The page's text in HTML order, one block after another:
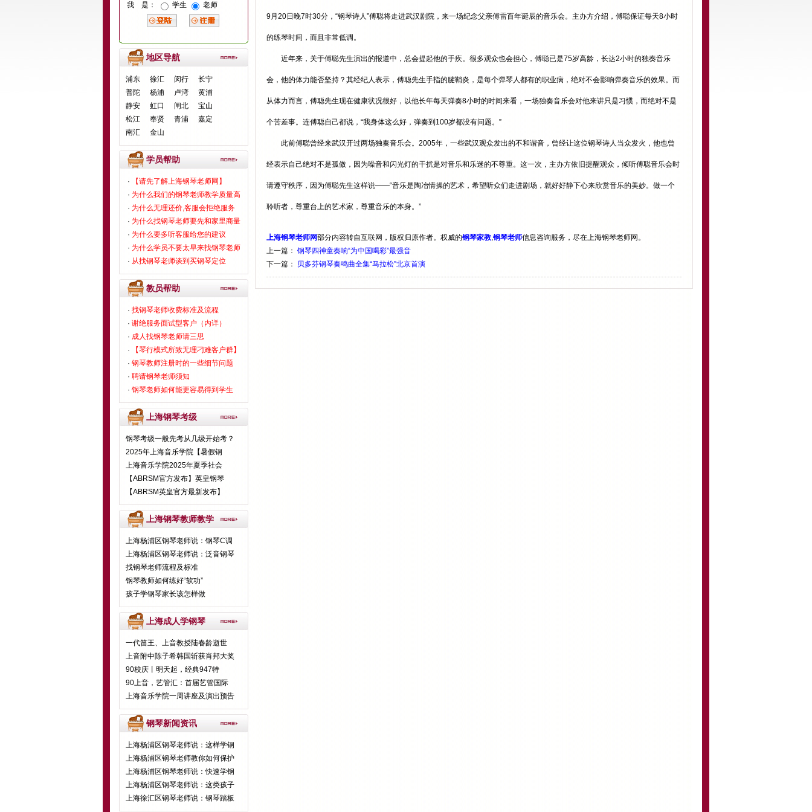
我 是： 学生 老师
地区导航
浦东 徐汇 闵行
长宁
普陀
杨浦 卢湾
黄浦
静安
虹口 闸北
宝山
松江
奉贤 青浦
嘉定
南汇
金山
学员帮助
·
【请先了解上海钢琴老师网】
· 为什么我们的钢琴老师教学质量高
· 为什么无理还价,客服会拒绝服务
· 为什么找钢琴老师要先和家里商量
· 为什么要多听客服给您的建议
· 为什么学员不要太早来找钢琴老师
· 从找钢琴老师谈到买钢琴定位
教员帮助
· 找钢琴老师收费标准及流程
· 谢绝服务面试型客户（内详）
· 成人找钢琴老师请三思
· 【琴行模式所致无理刁难客户群】
· 钢琴教师注册时的一些细节问题
· 聘请钢琴老师须知
· 钢琴老师如何能更容易得到学生
上海钢琴考级
钢琴考级一般先考从几级开始考？
2025年上海音乐学院【暑假钢
上海音乐学院2025年夏季社会
【ABRSM官方发布】英皇钢琴
【ABRSM英皇官方最新发布】
上海钢琴教师教学
上海杨浦区钢琴老师说：钢琴C调
上海杨浦区钢琴老师说：泛音钢琴
找钢琴老师流程及标准
钢琴教师如何练好“软功”
孩子学钢琴家长该怎样做
上海成人学钢琴
一代笛王、上音教授陆春龄逝世
上音附中陈子希韩国斩获肖邦大奖
90校庆丨明天起，经典947特
90上音，艺管汇：首届艺管国际
上海音乐学院一周讲座及演出预告
钢琴新闻资讯
上海杨浦区钢琴老师说：这样学钢
上海杨浦区钢琴老师教你如何保护
上海杨浦区钢琴老师说：快速学钢
上海杨浦区钢琴老师说：这类孩子
上海徐汇区钢琴老师说：钢琴踏板
9月20日晚7时30分，“钢琴诗人”傅聪将走进武汉剧院，来一场纪念父亲傅雷百年诞辰的音乐会。主办方介绍，傅聪保证每天8小时
的练琴时间，而且非常低调。
近年来，关于傅聪先生演出的报道中，总会提起他的手疾。很多观众也会担心，傅聪已是75岁高龄，长达2小时的独奏音乐
会，他的体力能否坚持？其经纪人表示，傅聪先生手指的腱鞘炎，是每个弹琴人都有的职业病，绝对不会影响弹奏音乐的效果。而
从体力而言，傅聪先生现在健康状况很好，以他长年每天弹奏8小时的时间来看，一场独奏音乐会对他来讲只是习惯，而绝对不是
个苦差事。连傅聪自己都说，“我身体这么好，弹奏到100岁都没有问题。”
此前傅聪曾经来武汉开过两场独奏音乐会。2005年，一些武汉观众发出的不和谐音，曾经让这位钢琴诗人当众发火，他也曾
经表示自己绝对不是孤傲，因为噪音和闪光灯的干扰是对音乐和乐迷的不尊重。这一次，主办方依旧提醒观众，倾听傅聪音乐会时
请遵守秩序，因为傅聪先生这样说——“音乐是陶冶情操的艺术，希望听众们走进剧场，就好好静下心来欣赏音乐的美妙。做一个
聆听者，尊重台上的艺术家，尊重音乐的本身。”
上海钢琴老师网部分内容转自互联网，版权归原作者。权威的钢琴家教,钢琴老师信息咨询服务，尽在上海钢琴老师网。
上一篇： 钢琴四神童奏响“为中国喝彩”最强音
下一篇：
贝多芬钢琴奏鸣曲全集“马拉松”北京首演